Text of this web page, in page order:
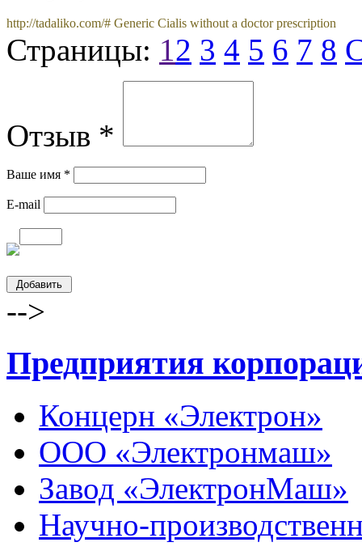
http://tadaliko.com/# Generic Cialis without a doctor prescription
Страницы: 1 2 3 4 5 6 7 8
Отзыв *
Ваше имя *
E-mail
-->
Предприятия
Концерн «Электрон»
ООО «Электронмаш»
Завод «ЭлектронМаш»
Научно-